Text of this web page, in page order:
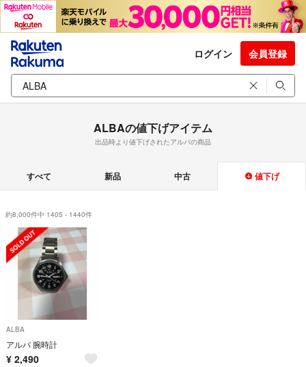
ログイン 会員登録
ALBAの値下げアイテム
出品時より値下げされたアルバの商品
すべて 新品 中古 値下げ
約8,000件中 1405 - 1440件
ALBA
アルバ 腕時計
¥ 2,490